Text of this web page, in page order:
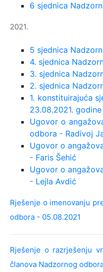
6 sjednica
2021.
5 sjednica
4. sjednica
3. sjednica
2. sjednica
1. konstituirajuća
23.08.2021. godine
Ugovor o
odbora - Radivoj
Ugovor o
- Faris Šehić
Ugovor o
- Lejla Avdić
Rješenje o imenovanju
odbora - 05.08.2021
Rješenje o razrješenju
članova Nadzornog